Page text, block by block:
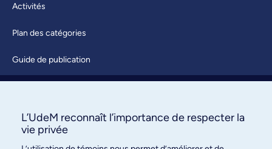
Activités
Plan des catégories
Guide de publication
À propos / Nous joindre
L’UdeM reconnaît l’importance de respecter la
vie privée